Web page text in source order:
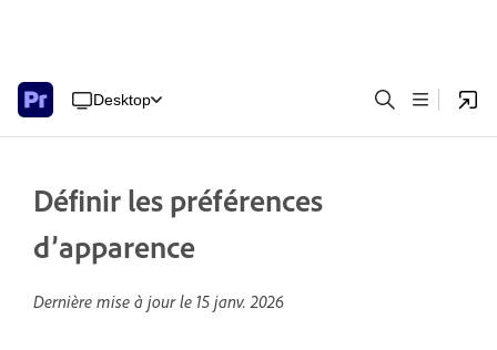
Desktop
Définir les préférences
d’apparence
Dernière mise à jour le 15 janv. 2026